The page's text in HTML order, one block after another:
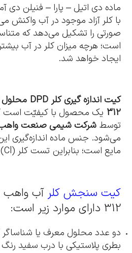
ماده دی اتیل – پارا – فنیلن دی
با کلر آزاد موجود در آب
صورتی را تشکیل می‌دهد که
است؛ هرچه میزان کلر در آب
ایجاد خواهد شد.
کیت اندازه گیری کلر
312 یک محصول با کیفیّت است
توسط شرکت شیمی صنعت
می‌شود. جنس ماده اندازه‌گیری
مایع است؛ بنابراین تست کلر (Cl) را سریع و آسان می‌کند.
کیت سنجش کلر
312 دارای موارد زیر است:
بطری پلاستیکی با درب سفید رنگ